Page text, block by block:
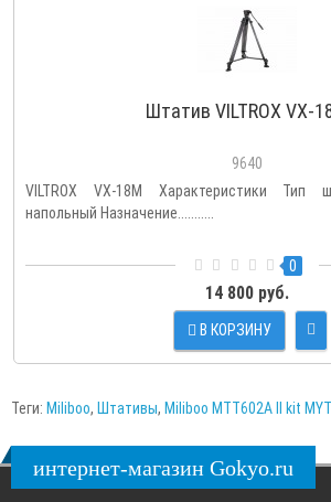
Штатив VILTROX VX-
9640
VILTROX VX-18M Характеристики Тип
напольный Назначение...........
0
14 800 руб.
В КОРЗИНУ
Теги: Miliboo, Штативы, Miliboo MTT602A II kit
интернет-магазин Gokyo.ru